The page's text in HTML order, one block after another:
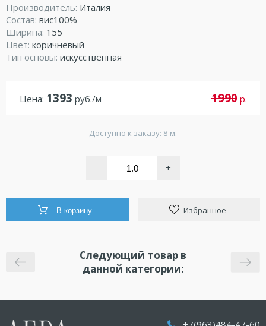
Производитель: Италия
Состав: вис100%
Ширина: 155
Цвет: коричневый
Тип основы: искусственная
Цена: 1393 руб./м 1990р.
Доступно к заказу: 8 м.
- +
В корзину Избранное
Следующий товар в
данной категории: